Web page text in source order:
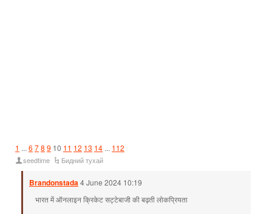
1 ... 6 78 9 10 11 12 13 14 ... 112
seedtime Бидний тухай
Brandonstada4 June 2024 10:19
भारत में ऑनलाइन क्रिकेट सट्टेबाजी की बढ़ती लोकप्रियता